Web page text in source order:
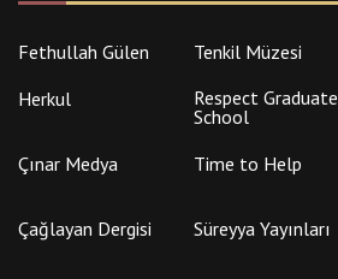
Fethullah Gülen Tenkil Müzesi
Herkul
Respect Graduate
School
Çınar Medya Time to Help
Çağlayan Dergisi
Süreyya Yayınları